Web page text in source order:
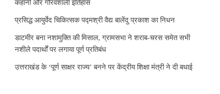
कहानी और गौरवशाली इतिहास
प्रसिद्ध आयुर्वेद चिकित्सक पद्मश्री वैद्य बालेंदु प्रकाश का निधन
डाटमीर बना नशामुक्ति की मिसाल, ग्रामसभा ने शराब-चरस समेत सभी
नशीले पदार्थों पर लगाया पूर्ण प्रतिबंध
उत्तराखंड के ‘पूर्ण साक्षर राज्य’ बनने पर केंद्रीय शिक्षा मंत्री ने दी बधाई